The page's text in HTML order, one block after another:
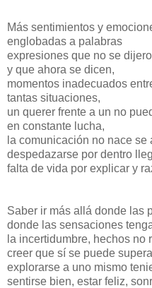
Más sentimientos y
englobadas a palabras
expresiones que no se
y que ahora se dicen,
momentos inadecuados
tantas situaciones,
un querer frente a un no
en constante lucha,
la comunicación no nace
despedazarse por dentro
falta de vida por explicar y
Saber ir más allá donde las
donde las sensaciones
la incertidumbre, hechos no
creer que sí se puede
explorarse a uno mismo
sentirse bien, estar feliz,